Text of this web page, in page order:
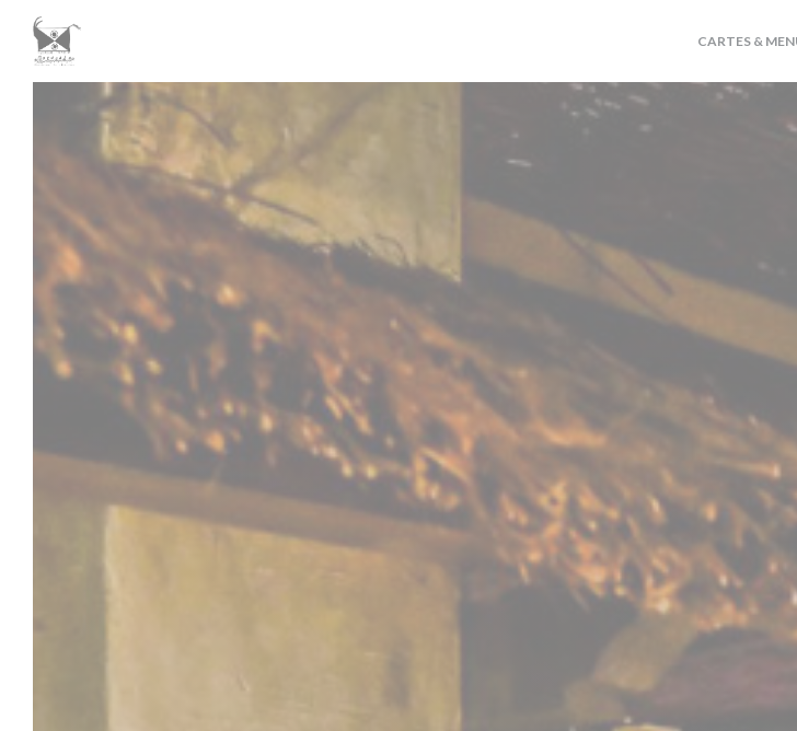
Personnalisation de vos choix en matière de cookies
CARTES &